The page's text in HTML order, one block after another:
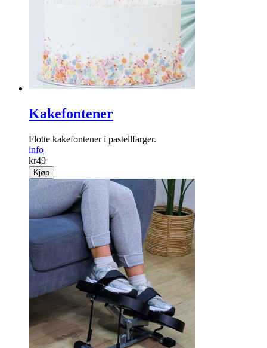
Kakefontener
Flotte kakefontener i pastellfarger.
info
kr49
Kjøp